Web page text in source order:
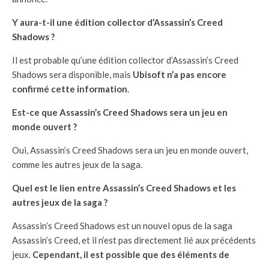
Y aura-t-il une édition collector d’Assassin’s Creed
Shadows ?
Il est probable qu’une édition collector d’Assassin’s Creed
Shadows sera disponible, mais Ubisoft n’a pas encore
confirmé cette information.
Est-ce que Assassin’s Creed Shadows sera un jeu en
monde ouvert ?
Oui, Assassin’s Creed Shadows sera un jeu en monde ouvert,
comme les autres jeux de la saga.
Quel est le lien entre Assassin’s Creed Shadows et les
autres jeux de la saga ?
Assassin’s Creed Shadows est un nouvel opus de la saga
Assassin’s Creed, et il n’est pas directement lié aux précédents
jeux. Cependant, il est possible que des éléments de